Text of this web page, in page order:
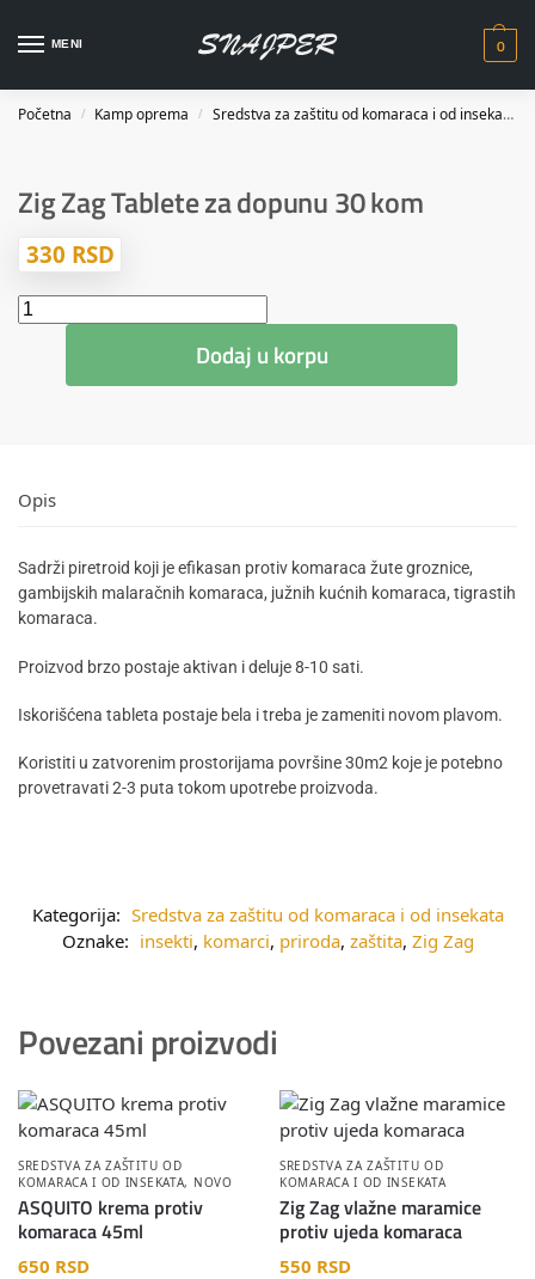
MENI 0
Početna / Kamp oprema / Sredstva za zaštitu od komaraca i od insekata
Zig Zag Tablete za dopunu 30 kom
330 RSD
Dodaj u korpu
Opis
Sadrži piretroid koji je efikasan protiv komaraca žute groznice,
gambijskih malaračnih komaraca, južnih kućnih komaraca, tigrastih
komaraca.
Proizvod brzo postaje aktivan i deluje 8-10 sati.
Iskorišćena tableta postaje bela i treba je zameniti novom plavom.
Koristiti u zatvorenim prostorijama površine 30m2 koje je potebno
provetravati 2-3 puta tokom upotrebe proizvoda.
Kategorija: Sredstva za zaštitu od komaraca i od insekata
Oznake: insekti, komarci, priroda, zaštita, Zig Zag
Povezani proizvodi
SREDSTVA ZA ZAŠTITU OD
KOMARACA I OD INSEKATA, NOVO
ASQUITO krema protiv
komaraca 45ml
650 RSD
SREDSTVA ZA ZAŠTITU OD
KOMARACA I OD INSEKATA
Zig Zag vlažne maramice
protiv ujeda komaraca
550 RSD